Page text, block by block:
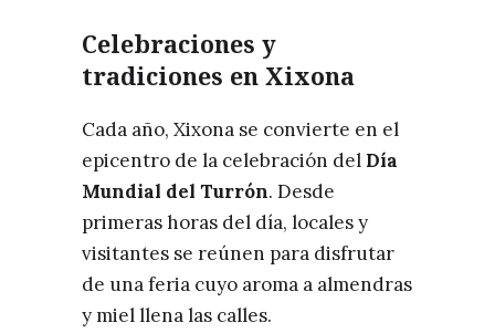
Celebraciones y
tradiciones en Xixona
Cada año, Xixona se convierte en el
epicentro de la celebración del Día
Mundial del Turrón. Desde
primeras horas del día, locales y
visitantes se reúnen para disfrutar
de una feria cuyo aroma a almendras
y miel llena las calles.